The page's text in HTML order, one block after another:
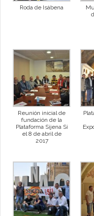
Roda de Isábena
Reunión inicial de
fundación de la
Plataforma Sijena Sí
el 8 de abril de
2017